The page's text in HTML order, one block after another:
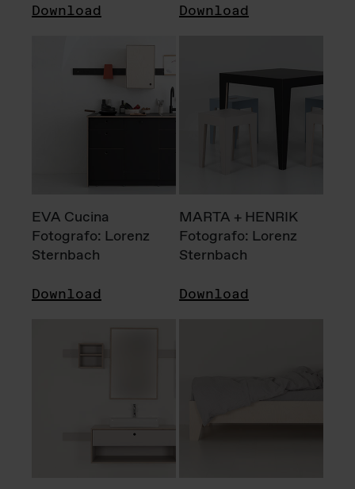
Download Download
EVA Cucina
Fotografo: Lorenz
Sternbach
Download
MARTA + HENRIK
Fotografo: Lorenz
Sternbach
Download